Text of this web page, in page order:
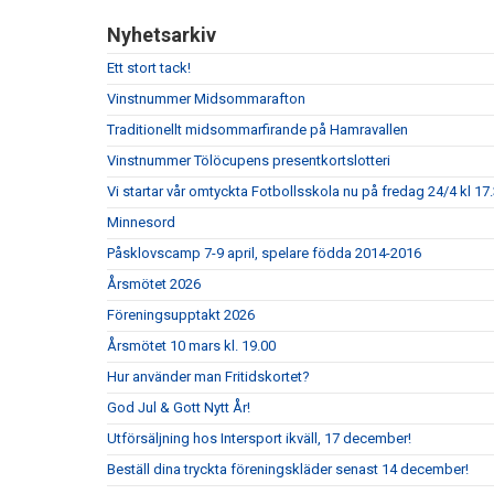
Nyhetsarkiv
Ett stort tack!
Vinstnummer Midsommarafton
Traditionellt midsommarfirande på Hamravallen
Vinstnummer Tölöcupens presentkortslotteri
Vi startar vår omtyckta Fotbollsskola nu på fredag 24/4 kl
Minnesord
Påsklovscamp 7-9 april, spelare födda 2014-2016
Årsmötet 2026
Föreningsupptakt 2026
Årsmötet 10 mars kl. 19.00
Hur använder man Fritidskortet?
God Jul & Gott Nytt År!
Utförsäljning hos Intersport ikväll, 17 december!
Beställ dina tryckta föreningskläder senast 14 december!